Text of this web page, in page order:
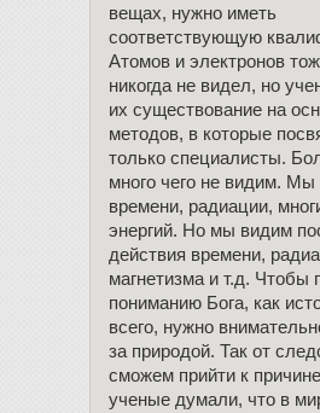
вещах, нужно иметь
соответствующую
Атомов и электронов
никогда не видел, но
их существование на
методов, в которые
только специалисты.
много чего не видим.
времени, радиации,
энергий. Но мы видим
действия времени,
магнетизма и т.д. Чтобы
пониманию Бога, как
всего, нужно
за природой. Так от
сможем прийти к
ученые думали, что в